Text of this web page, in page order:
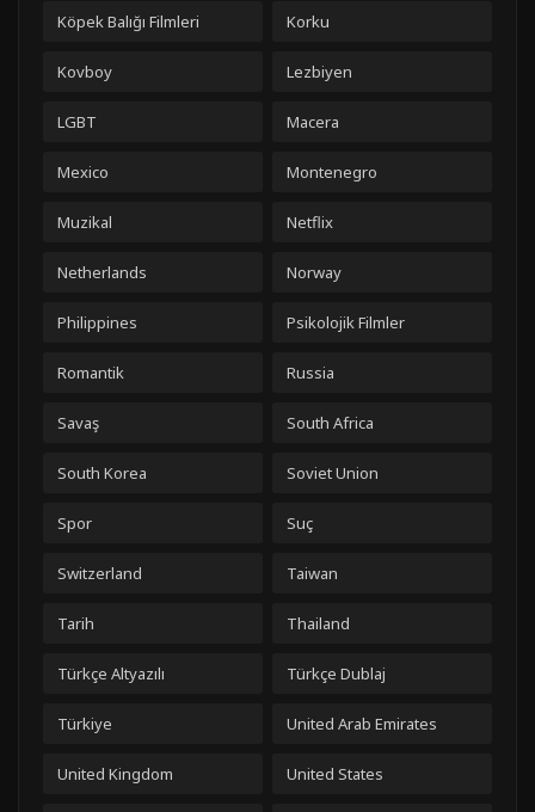
Köpek Balığı Filmleri Korku
Kovboy Lezbiyen
LGBT Macera
Mexico Montenegro
Muzikal Netflix
Netherlands Norway
Philippines Psikolojik Filmler
Romantik Russia
Savaş South Africa
South Korea Soviet Union
Spor Suç
Switzerland Taiwan
Tarih Thailand
Türkçe Altyazılı Türkçe Dublaj
Türkiye United Arab Emirates
United Kingdom United States